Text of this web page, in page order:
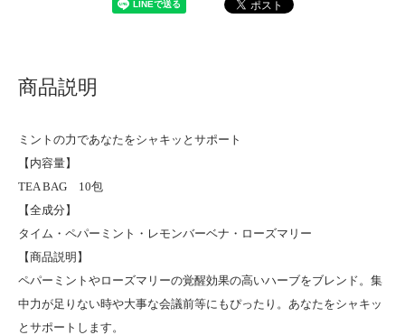
商品説明
ミントの力であなたをシャキッとサポート
【内容量】
TEA BAG 10包
【全成分】
タイム・ペパーミント・レモンバーベナ・ローズマリー
【商品説明】
ペパーミントやローズマリーの覚醒効果の高いハーブをブレンド。集
中力が足りない時や大事な会議前等にもぴったり。あなたをシャキッ
とサポートします。